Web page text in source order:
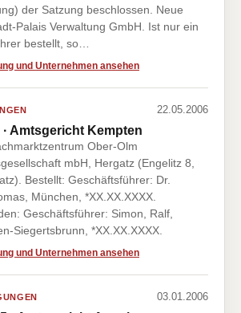
der Satzung beschlossen. Neue
Palais Verwaltung GmbH. Ist nur ein
bestellt, so…
und Unternehmen ansehen
22.05.2006
· Amtsgericht Kempten
Ober-Olm
mbH, Hergatz (Engelitz 8,
Bestellt: Geschäftsführer: Dr.
München, *XX.XX.XXXX.
Geschäftsführer: Simon, Ralf,
Siegertsbrunn, *XX.XX.XXXX.
und Unternehmen ansehen
03.01.2006